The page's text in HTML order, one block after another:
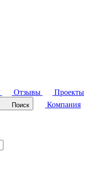
Отзывы
Проекты
Поиск
Компания